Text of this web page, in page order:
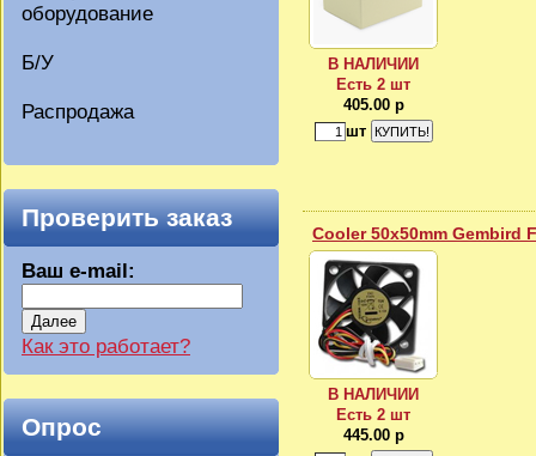
оборудование
Б/У
Распродажа
Проверить заказ
Ваш e-mail:
Далее
Как это работает?
Опрос
В НАЛИЧИИ
Есть 2 шт
405.00 р
шт
Cooler 50x50mm Gembird
В НАЛИЧИИ
Есть 2 шт
445.00 р